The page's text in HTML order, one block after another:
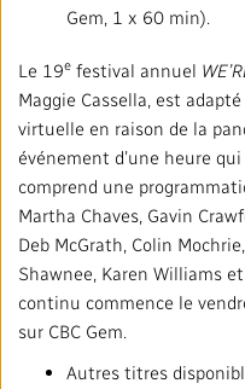
Gem, 1 x 60 min).
Le 19e festival annuel
Maggie Cassella, est
virtuelle en raison de la
événement d’une heure
comprend une
Martha Chaves, Gavin
Deb McGrath, Colin
Shawnee, Karen Williams
continu commence le
sur CBC Gem.
Autres titres